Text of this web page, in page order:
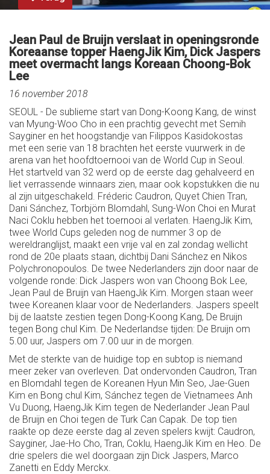
Jean Paul de Bruijn verslaat in openingsronde
Koreaanse topper HaengJik Kim, Dick Jaspers
meet overmacht langs Koreaan Choong-Bok
Lee
16 november 2018
SEOUL - De sublieme start van Dong-Koong Kang, de winst
van Myung-Woo Cho in een prachtig gevecht met Semih
Sayginer en het hoogstandje van Filippos Kasidokostas
met een serie van 18 brachten het eerste vuurwerk in de
arena van het hoofdtoernooi van de World Cup in Seoul.
Het startveld van 32 werd op de eerste dag gehalveerd en
liet verrassende winnaars zien, maar ook kopstukken die nu
al zijn uitgeschakeld. Fréderic Caudron, Quyet Chien Tran,
Dani Sánchez, Torbjörn Blomdahl, Sung-Won Choi en Murat
Naci Coklu hebben het toernooi al verlaten. HaengJik Kim,
twee World Cups geleden nog de nummer 3 op de
wereldranglijst, maakt een vrije val en zal zondag wellicht
rond de 20e plaats staan, dichtbij Dani Sánchez en Nikos
Polychronopoulos. De twee Nederlanders zijn door naar de
volgende ronde: Dick Jaspers won van Choong Bok Lee,
Jean Paul de Bruijn van HaengJik Kim. Morgen staan weer
twee Koreanen klaar voor de Nederlanders. Jaspers speelt
bij de laatste zestien tegen Dong-Koong Kang, De Bruijn
tegen Bong chul Kim. De Nederlandse tijden: De Bruijn om
5.00 uur, Jaspers om 7.00 uur in de morgen.
Met de sterkte van de huidige top en subtop is niemand
meer zeker van overleven. Dat ondervonden Caudron, Tran
en Blomdahl tegen de Koreanen Hyun Min Seo, Jae-Guen
Kim en Bong chul Kim, Sánchez tegen de Vietnamees Anh
Vu Duong, HaengJik Kim tegen de Nederlander Jean Paul
de Bruijn en Choi tegen de Turk Can Capak. De top tien
raakte op deze eerste dag al zeven spelers kwijt: Caudron,
Sayginer, Jae-Ho Cho, Tran, Coklu, HaengJik Kim en Heo. De
drie spelers die wel doorgaan zijn Dick Jaspers, Marco
Zanetti en Eddy Merckx.